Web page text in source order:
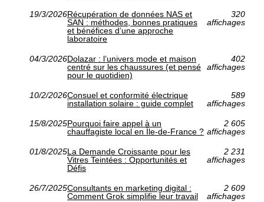
19/3/2026Récupération de données NAS et
SAN : méthodes, bonnes pratiques
et bénéfices d’une approche
laboratoire
320
affichages
04/3/2026Dolazar : l’univers mode et maison
centré sur les chaussures (et pensé
pour le quotidien)
402
affichages
10/2/2026Consuel et conformité électrique
installation solaire : guide complet
589
affichages
15/8/2025Pourquoi faire appel à un
chauffagiste local en Île-de-France ?
2 605
affichages
01/8/2025La Demande Croissante pour les
Vitres Teintées : Opportunités et
Défis
2 231
affichages
26/7/2025Consultants en marketing digital :
Comment Grok simplifie leur travail
2 609
affichages